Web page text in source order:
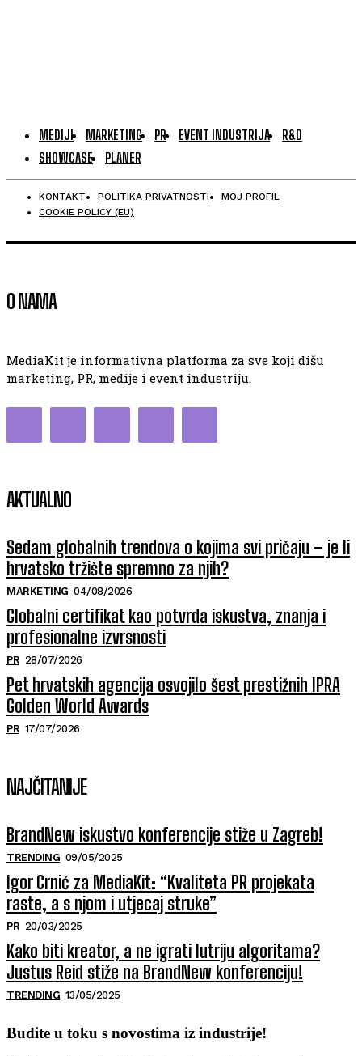
MEDIJI MARKETING PR EVENT INDUSTRIJA
R&D
SHOWCASE
PLANER
KONTAKT POLITIKA PRIVATNOSTI
MOJ PROFIL
COOKIE POLICY (EU)
O NAMA
MediaKit je informativna platforma za sve koji dišu
marketing, PR, medije i event industriju.
AKTUALNO
Sedam globalnih trendova o kojima svi pričaju – je li
hrvatsko tržište spremno za njih?
MARKETING 04/08/2026
Globalni certifikat kao potvrda iskustva, znanja i
profesionalne izvrsnosti
PR 28/07/2026
Pet hrvatskih agencija osvojilo šest prestižnih IPRA
Golden World Awards
PR 17/07/2026
NAJČITANIJE
BrandNew iskustvo konferencije stiže u Zagreb!
TRENDING 09/05/2025
Igor Crnić za MediaKit: “Kvaliteta PR projekata
raste, a s njom i utjecaj struke”
PR 20/03/2025
Kako biti kreator, a ne igrati lutriju algoritama?
Justus Reid stiže na BrandNew konferenciju!
TRENDING 13/05/2025
Budite u toku s novostima iz industrije!